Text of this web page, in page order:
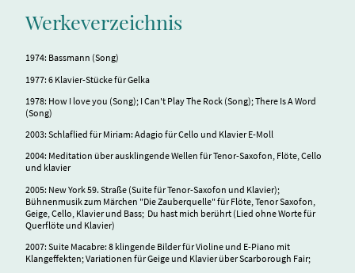
Werkeverzeichnis
1974: Bassmann (Song)
1977: 6 Klavier-Stücke für Gelka
1978: How I love you (Song); I Can't Play The Rock (Song); There Is A Word
(Song)
2003: Schlaflied für Miriam: Adagio für Cello und Klavier E-Moll
2004: Meditation über ausklingende Wellen für Tenor-Saxofon, Flöte, Cello
und klavier
2005: New York 59. Straße (Suite für Tenor-Saxofon und Klavier);
Bühnenmusik zum Märchen "Die Zauberquelle" für Flöte, Tenor Saxofon,
Geige, Cello, Klavier und Bass; Du hast mich berührt (Lied ohne Worte für
Querflöte und Klavier)
2007: Suite Macabre: 8 klingende Bilder für Violine und E-Piano mit
Klangeffekten; Variationen für Geige und Klavier über Scarborough Fair;